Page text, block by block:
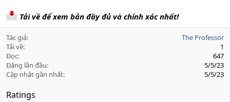
Tải về để xem bản đầy đủ và chính xác nhất!
Tác giả
The Professor
Tải về
1
Đọc
647
Đăng lần đầu
5/5/23
Cập nhật gần nhất
5/5/23
Ratings